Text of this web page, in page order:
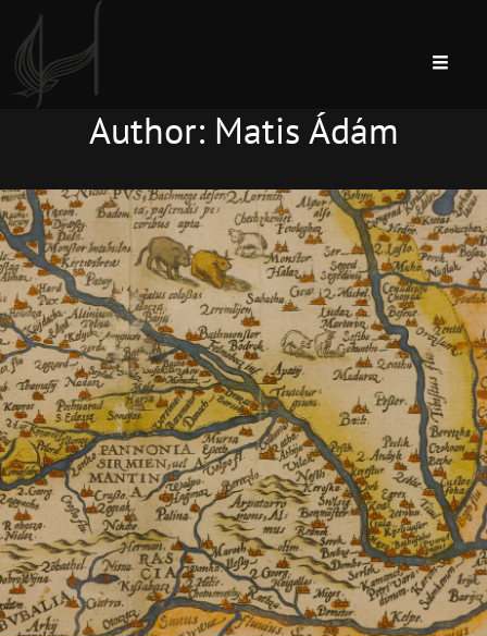
Author: Matis Ádám